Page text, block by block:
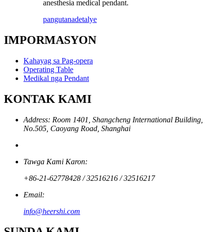
anesthesia medical pendant.
pangutanadetalye
IMPORMASYON
Kahayag sa Pag-opera
Operating Table
Medikal nga Pendant
KONTAK KAMI
Address: Room 1401, Shangcheng International Building,
No.505, Caoyang Road, Shanghai
Tawga Kami Karon:
+86-21-62778428 / 32516216 / 32516217
Email:
info@heershi.com